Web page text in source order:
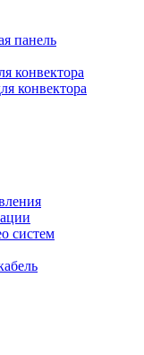
панель
конвектора
конвектора
систем